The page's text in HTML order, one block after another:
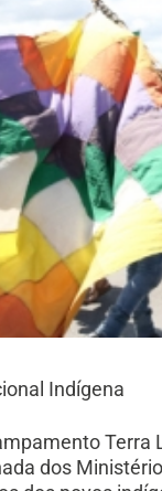
Indígena
dos